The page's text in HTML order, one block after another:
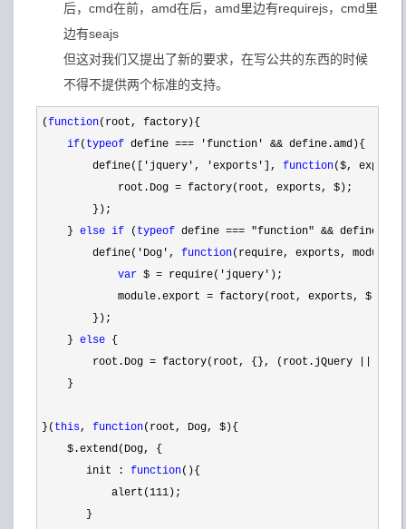
后，cmd在前，amd在后，amd里边有requirejs，cmd里
边有seajs
但这对我们又提出了新的要求，在写公共的东西的时候
不得不提供两个标准的支持。
(function(root, factory){
if( typeof define === 'function' && define.amd){
        define([
'jquery', 'exports'], function($,
            root.Dog
= factory(root, exports, $);
        });
    }
else if ( typeof define === "function" &&
        define(
'Dog', function(require, exports, module){
var $ = require('jquery' );
            module.export
= factory(root, exports, $);
        });
    }
else {
        root.Dog
= factory(root, {}, (root.jQuery ||
    }
}( this, function(root, Dog, $){
    $.extend(Dog, {
       init :
function(){
           alert(
111 );
       }